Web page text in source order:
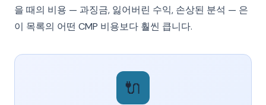
을 때의 비용 — 과징금, 잃어버린 수익, 손상된 분석 — 은
이 목록의 어떤 CMP 비용보다 훨씬 큽니다.
🔌